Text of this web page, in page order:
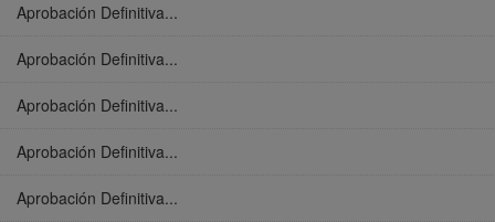
Aprobación Definitiva...
Aprobación Definitiva...
Aprobación Definitiva...
Aprobación Definitiva...
Aprobación Definitiva...